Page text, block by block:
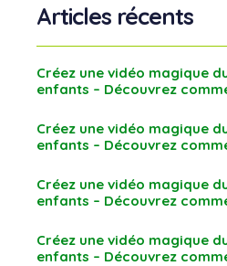
Articles récents
Créez une vidéo magique
enfants – Découvrez
Créez une vidéo magique
enfants – Découvrez
Créez une vidéo magique
enfants – Découvrez
Créez une vidéo magique
enfants – Découvrez